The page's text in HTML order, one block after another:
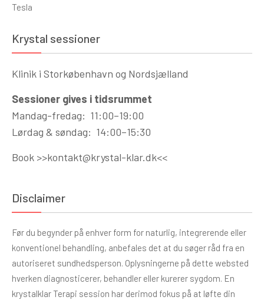
Tesla
Krystal sessioner
Klinik i Storkøbenhavn og Nordsjælland
Sessioner gives i tidsrummet
Mandag-fredag: 11:00–19:00
Lørdag & søndag: 14:00–15:30
Book >>kontakt@krystal-klar.dk<<
Disclaimer
Før du begynder på enhver form for naturlig, integrerende eller
konventionel behandling, anbefales det at du søger råd fra en
autoriseret sundhedsperson. Oplysningerne på dette websted
hverken diagnosticerer, behandler eller kurerer sygdom. En
krystalklar Terapi session har derimod fokus på at løfte din